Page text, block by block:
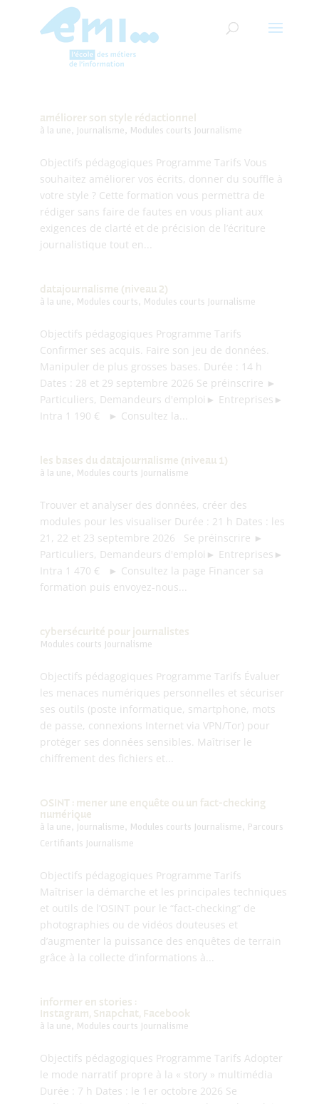
améliorer son style rédactionnel
à la une , Journalisme , Modules courts Journalisme
Objectifs pédagogiques Programme Tarifs Vous
souhaitez améliorer vos écrits, donner du souffle à
votre style ? Cette formation vous permettra de
rédiger sans faire de fautes en vous pliant aux
exigences de clarté et de précision de l’écriture
journalistique tout en...
datajournalisme (niveau 2)
à la une , Modules courts , Modules courts Journalisme
Objectifs pédagogiques Programme Tarifs
Confirmer ses acquis. Faire son jeu de données.
Manipuler de plus grosses bases. Durée : 14 h
Dates : 28 et 29 septembre 2026 Se préinscrire ►
Particuliers, Demandeurs d'emploi► Entreprises►
Intra 1 190 € ► Consultez la...
les bases du datajournalisme (niveau 1)
à la une , Modules courts Journalisme
Trouver et analyser des données, créer des
modules pour les visualiser Durée : 21 h Dates : les
21, 22 et 23 septembre 2026 Se préinscrire ►
Particuliers, Demandeurs d'emploi► Entreprises►
Intra 1 470 € ► Consultez la page Financer sa
formation puis envoyez-nous...
cybersécurité pour journalistes
Modules courts Journalisme
Objectifs pédagogiques Programme Tarifs Évaluer
les menaces numériques personnelles et sécuriser
ses outils (poste informatique, smartphone, mots
de passe, connexions Internet via VPN/Tor) pour
protéger ses données sensibles. Maîtriser le
chiffrement des fichiers et...
OSINT : mener une enquête ou un fact-checking
numérique
à la une , Journalisme , Modules courts Journalisme , Parcours
Certifiants Journalisme
Objectifs pédagogiques Programme Tarifs
Maîtriser la démarche et les principales techniques
et outils de l’OSINT pour le “fact-checking” de
photographies ou de vidéos douteuses et
d’augmenter la puissance des enquêtes de terrain
grâce à la collecte d’informations à...
informer en stories :
Instagram, Snapchat, Facebook
à la une , Modules courts Journalisme
Objectifs pédagogiques Programme Tarifs Adopter
le mode narratif propre à la « story » multimédia
Durée : 7 h Dates : le 1er octobre 2026 Se